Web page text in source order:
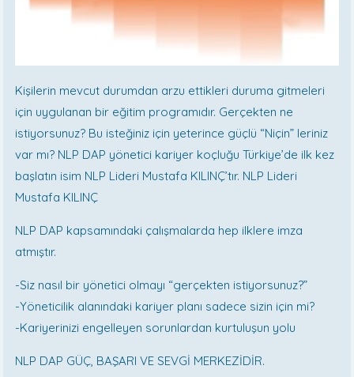
Kişilerin mevcut durumdan arzu ettikleri duruma gitmeleri
için uygulanan bir eğitim programıdır. Gerçekten ne
istiyorsunuz? Bu isteğiniz için yeterince güçlü “Niçin” leriniz
var mı? NLP DAP yönetici kariyer koçluğu Türkiye’de ilk kez
başlatın isim NLP Lideri Mustafa KILINÇ’tır. NLP Lideri
Mustafa KILINÇ
NLP DAP kapsamındaki çalışmalarda hep ilklere imza
atmıştır.
-Siz nasıl bir yönetici olmayı “gerçekten istiyorsunuz?”
-Yöneticilik alanındaki kariyer planı sadece sizin için mi?
-Kariyerinizi engelleyen sorunlardan kurtuluşun yolu
NLP DAP GÜÇ, BAŞARI VE SEVGİ MERKEZİDİR.